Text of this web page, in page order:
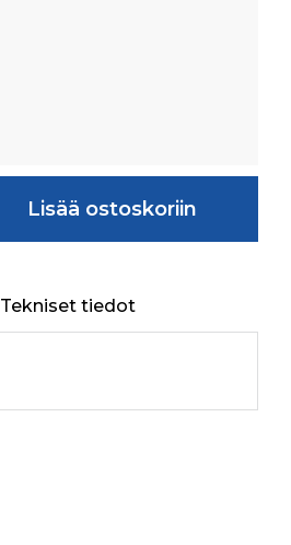
Lisää ostoskoriin
Tekniset tiedot